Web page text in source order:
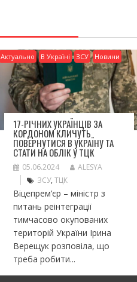
Актуально В Україні ЗСУ Новини
17-РІЧНИХ УКРАЇНЦІВ ЗА
КОРДОНОМ КЛИЧУТЬ
ПОВЕРНУТИСЯ В УКРАЇНУ ТА
СТАТИ НА ОБЛІК У ТЦК
05.06.2024
ALESYA
ЗСУ,ТЦК
Віцепрем’єр – міністр з
питань реінтеграції
тимчасово окупованих
територій України Ірина
Верещук розповіла, що
треба робити...